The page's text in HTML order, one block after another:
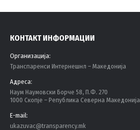
КОНТАКТ ИНФОРМАЦИИ
Организација:
Tранспаренси Интернешнл – Македонија
Адреса:
Наум Наумовски Борче 58, П.Ф. 270
1000 Скопје – Република Северна Македонија
E-mail:
ukazuvac@transparency.mk